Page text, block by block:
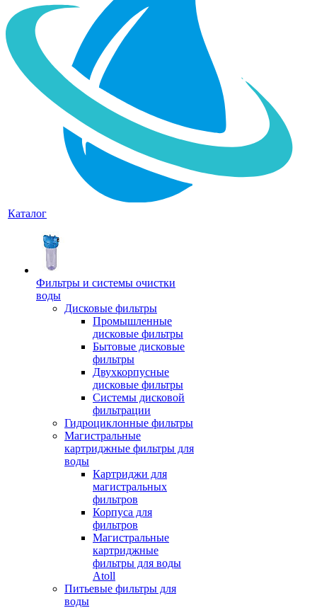
Каталог
Фильтры и системы очистки
воды
Дисковые фильтры
Промышленные
дисковые фильтры
Бытовые дисковые
фильтры
Двухкорпусные
дисковые фильтры
Системы дисковой
фильтрации
Гидроциклонные фильтры
Магистральные
картриджные фильтры для
воды
Картриджи для
магистральных
фильтров
Корпуса для
фильтров
Магистральные
картриджные
фильтры для воды
Atoll
Питьевые фильтры для
воды